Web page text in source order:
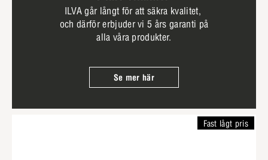
ILVA går långt för att säkra kvalitet,
och därför erbjuder vi 5 års garanti på
alla våra produkter.
Se mer här
Fast lågt pris